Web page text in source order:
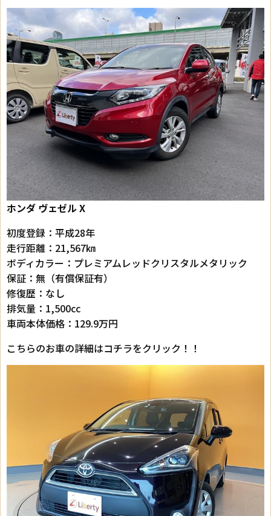
ホンダ ヴェゼル X
初度登録：平成28年
走行距離：21,567㎞
ボディカラー：プレミアムレッドクリスタルメタリック
保証：無（有償保証有）
修復歴：なし
排気量：1,500cc
車両本体価格：129.9万円
こちらのお車の詳細はコチラをクリック！！